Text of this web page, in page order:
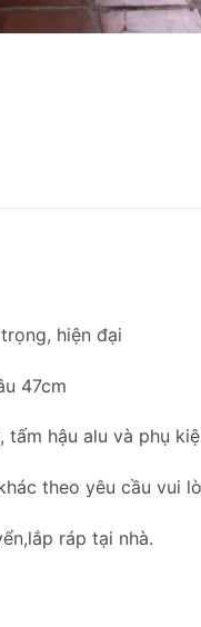
hiện đại
47cm
hậu alu và phụ
theo yêu cầu vui
ráp tại nhà.